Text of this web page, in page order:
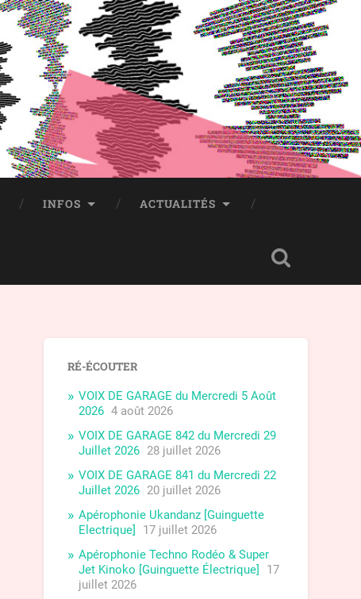
INFOS ACTUALITÉS
RÉ-ÉCOUTER
VOIX DE GARAGE du Mercredi 5 Août
2026 4 août 2026
VOIX DE GARAGE 842 du Mercredi 29
Juillet 2026 28 juillet 2026
VOIX DE GARAGE 841 du Mercredi 22
Juillet 2026 20 juillet 2026
Apérophonie Ukandanz [Guinguette
Electrique]
17 juillet 2026
Apérophonie Techno Rodéo & Super
Jet Kinoko [Guinguette Électrique]
17
juillet 2026